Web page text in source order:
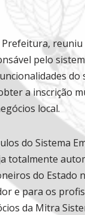
pelo
do
a inscrição
local.
do Sistema
totalmente
do
e para os
da Mitra